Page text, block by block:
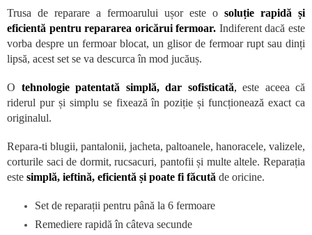
Trusa de reparare a fermoarului ușor este o soluție rapidă și
eficientă pentru repararea oricărui fermoar. Indiferent dacă este
vorba despre un fermoar blocat, un glisor de fermoar rupt sau dinți
lipsă, acest set se va descurca în mod jucăuș.
O tehnologie patentată simplă, dar sofisticată, este aceea că
riderul pur și simplu se fixează în poziție și funcționează exact ca
originalul.
Repara-ti blugii, pantalonii, jacheta, paltoanele, hanoracele, valizele,
corturile saci de dormit, rucsacuri, pantofii și multe altele. Reparația
este simplă, ieftină, eficientă și poate fi făcută de oricine.
Set de reparații pentru până la 6 fermoare
Remediere rapidă în câteva secunde